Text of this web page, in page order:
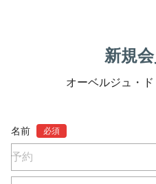
新規
オーベルジュ・
名前 必須